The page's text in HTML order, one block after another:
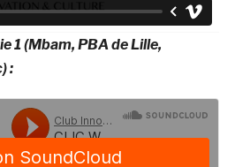
1 (Mbam, PBA de Lille,
: